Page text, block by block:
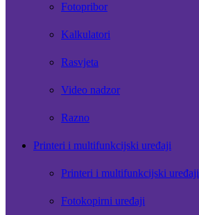
Fotopribor
Kalkulatori
Rasvjeta
Video nadzor
Razno
Printeri i multifunkcijski uređaji
Printeri i multifunkcijski uređaji
Fotokopirni uređaji